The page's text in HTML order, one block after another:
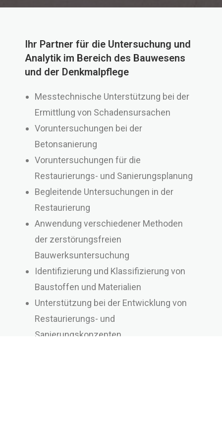
Ihr Partner für die Untersuchung und
Analytik im Bereich des Bauwesens
und der Denkmalpflege
Messtechnische Unterstützung bei der
Ermittlung von Schadensursachen
Voruntersuchungen bei der
Betonsanierung
Voruntersuchungen für die
Restaurierungs- und Sanierungsplanung
Begleitende Untersuchungen in der
Restaurierung
Anwendung verschiedener Methoden
der zerstörungsfreien
Bauwerksuntersuchung
Identifizierung und Klassifizierung von
Baustoffen und Materialien
Unterstützung bei der Entwicklung von
Restaurierungs- und
Sanierungskonzepten